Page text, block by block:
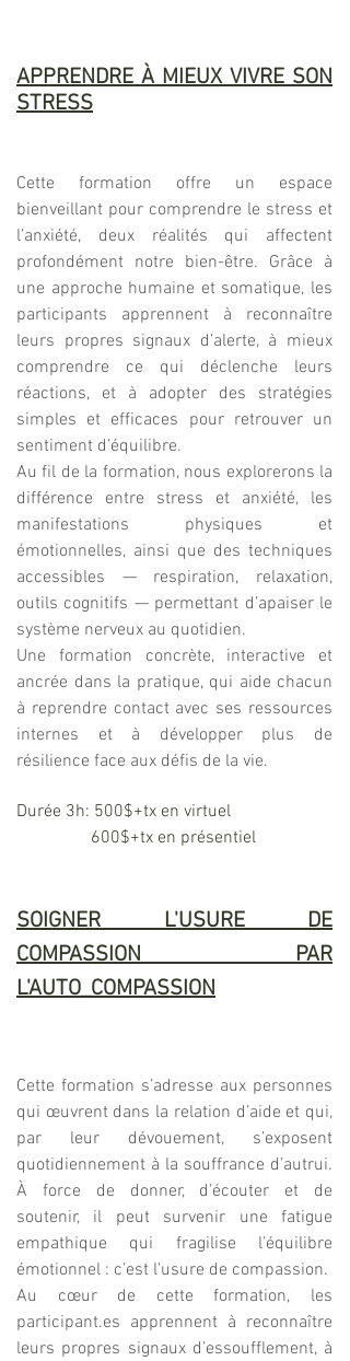
APPRENDRE À MIEUX VIVRE SON
STRESS
Cette formation offre un espace
bienveillant pour comprendre le stress et
l’anxiété, deux réalités qui affectent
profondément notre bien-être. Grâce à
une approche humaine et somatique, les
participants apprennent à reconnaître
leurs propres signaux d’alerte, à mieux
comprendre ce qui déclenche leurs
réactions, et à adopter des stratégies
simples et efficaces pour retrouver un
sentiment d’équilibre.
Au fil de la formation, nous explorerons la
différence entre stress et anxiété, les
manifestations physiques et
émotionnelles, ainsi que des techniques
accessibles — respiration, relaxation,
outils cognitifs — permettant d’apaiser le
système nerveux au quotidien.
Une formation concrète, interactive et
ancrée dans la pratique, qui aide chacun
à reprendre contact avec ses ressources
internes et à développer plus de
résilience face aux défis de la vie.
Durée 3h: 500$+tx en virtuel
600$+tx en présentiel
SOIGNER L'USURE DE
COMPASSION PAR
L'AUTO_COMPASSION
Cette formation s’adresse aux personnes
qui œuvrent dans la relation d’aide et qui,
par leur dévouement, s’exposent
quotidiennement à la souffrance d’autrui.
À force de donner, d’écouter et de
soutenir, il peut survenir une fatigue
empathique qui fragilise l’équilibre
émotionnel : c’est l’usure de compassion.
Au cœur de cette formation, les
participant.es apprennent à reconnaître
leurs propres signaux d’essoufflement, à